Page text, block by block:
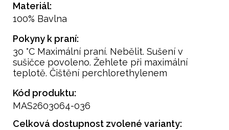
Materiál:
100% Bavlna
Pokyny k praní:
30 °C Maximální praní. Nebělit. Sušení v
sušičce povoleno. Žehlete při maximální
teplotě. Čištění perchlorethylenem
Kód produktu:
MAS2603064-036
Celková dostupnost zvolené varianty: